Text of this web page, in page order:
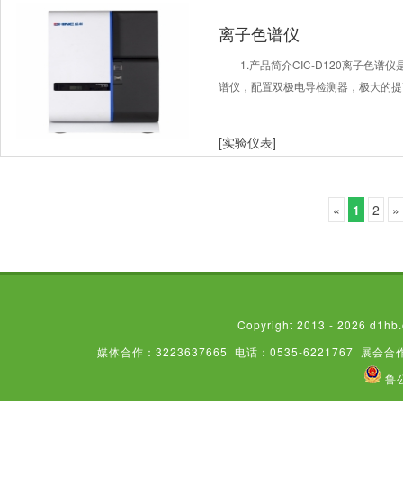
离子色谱仪
1.产品简介CIC-D120离子色谱仪
谱仪，配置双极电导检测器，极大的
[实验仪表]
« 1 2 »
Copyright 2013 - 2026
媒体合作：3223637665
电话：0535-6221767 展会合
鲁